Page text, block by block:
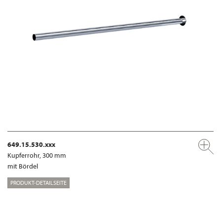
649.15.530.xxx
Kupferrohr, 300 mm
mit Bördel
PRODUKT-DETAILSEITE